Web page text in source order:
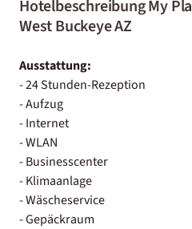
Hotelbeschreibung My
West Buckeye AZ
Ausstattung:
- 24 Stunden-Rezeption
- Aufzug
- Internet
- WLAN
- Businesscenter
- Klimaanlage
- Wäscheservice
- Gepäckraum